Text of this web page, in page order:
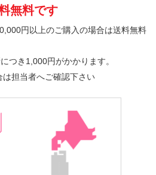
無料です
円以上のご購入の場合は送料無料
つき1,000円がかかります。
担当者へご確認下さい